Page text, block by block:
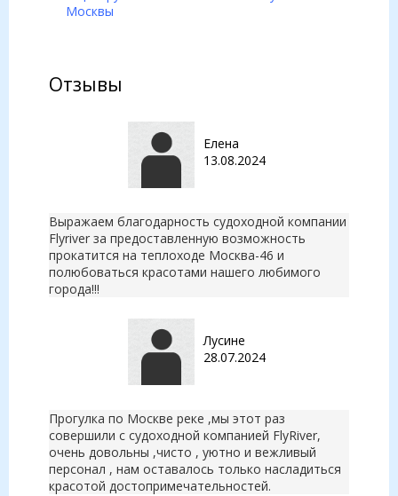
Отзывы
Елена
13.08.2024
Выражаем благодарность судоходной компании
Flyriver за предоставленную возможность
прокатится на теплоходе Москва-46 и
полюбоваться красотами нашего любимого
города!!!
Лусине
28.07.2024
Прогулка по Москве реке ,мы этот раз
совершили с судоходной компанией FlyRiver,
очень довольны ,чисто , уютно и вежливый
персонал , нам оставалось только насладиться
красотой достопримечательностей.